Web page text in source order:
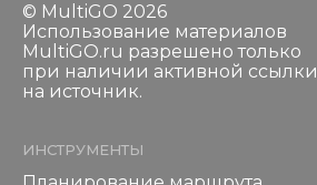
© MultiGO 2026
Использование материалов
MultiGO.ru разрешено только
при наличии активной ссылки
на источник.
ИНСТРУМЕНТЫ